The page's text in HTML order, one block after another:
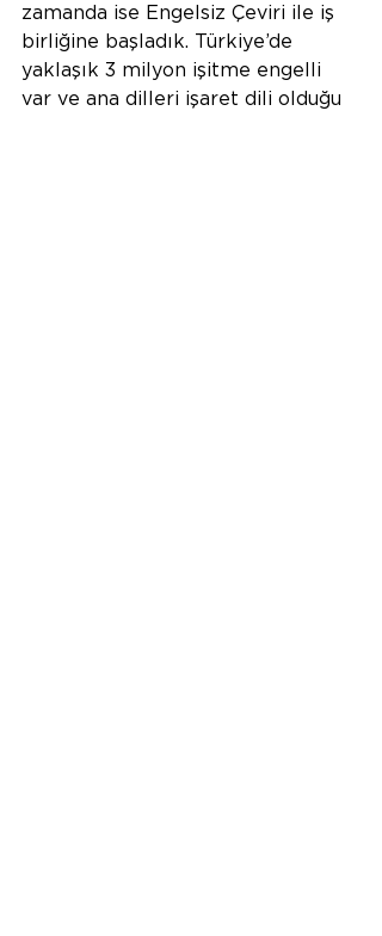
zamanda ise Engelsiz Çeviri ile iş
birliğine başladık. Türkiye’de
yaklaşık 3 milyon işitme engelli
var ve ana dilleri işaret dili olduğu